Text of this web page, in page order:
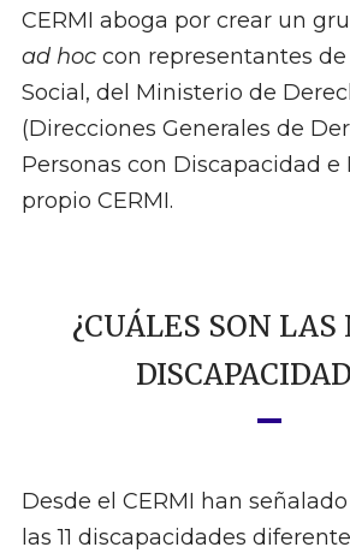
CERMI aboga por crear un
ad hoc con representantes
Social, del Ministerio de
(Direcciones Generales de
Personas con Discapacidad e
propio CERMI.
¿CUÁLES SON LAS
Desde el CERMI han
las 11 discapacidades